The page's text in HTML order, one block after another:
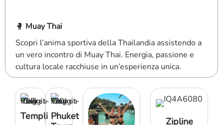
🥊 Muay Thai
Scopri l’anima sportiva della Thailandia assistendo a
un vero incontro di Muay Thai. Energia, passione e
cultura locale racchiuse in un’esperienza unica.
Templi Phuket
Zipline